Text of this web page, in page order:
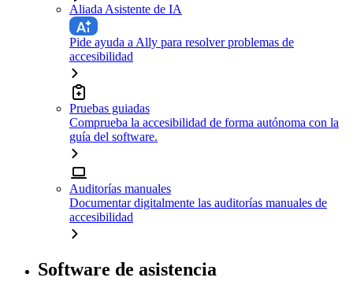
Aliada Asistente de IA
Pide ayuda a Ally para resolver problemas de
accesibilidad
Pruebas guiadas
Comprueba la accesibilidad de forma autónoma con la
guía del software.
Auditorías manuales
Documentar digitalmente las auditorías manuales de
accesibilidad
Software de asistencia